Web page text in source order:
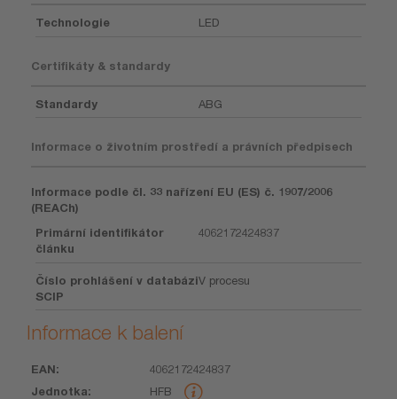
Technologie LED
Certifikáty & standardy
Standardy ABG
Informace o životním prostředí a právních předpisech
Informace podle čl. 33 nařízení EU (ES) č. 1907/2006
(REACh)
Primární identifikátor
článku
4062172424837
Číslo prohlášení v databázi
SCIP
V procesu
Informace k balení
EAN Kus Rozměry
4062172424837
HFB